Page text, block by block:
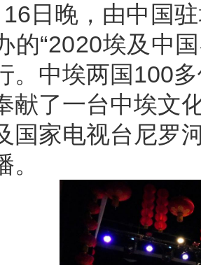
日晚， 由中国
的“2020埃及中
。中埃两国100
献了一台中埃文
国家电视台尼罗